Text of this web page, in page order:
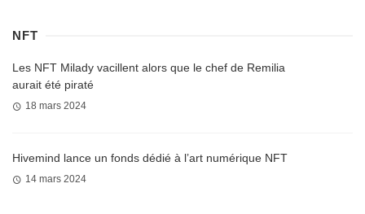
NFT
Les NFT Milady vacillent alors que le chef de Remilia
aurait été piraté
18 mars 2024
Hivemind lance un fonds dédié à l’art numérique NFT
14 mars 2024